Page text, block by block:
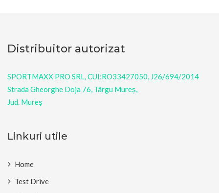
Distribuitor autorizat
SPORTMAXX PRO SRL, CUI:RO33427050, J26/694/2014
Strada Gheorghe Doja 76, Târgu Mureș,
Jud. Mureș
Linkuri utile
Home
Test Drive